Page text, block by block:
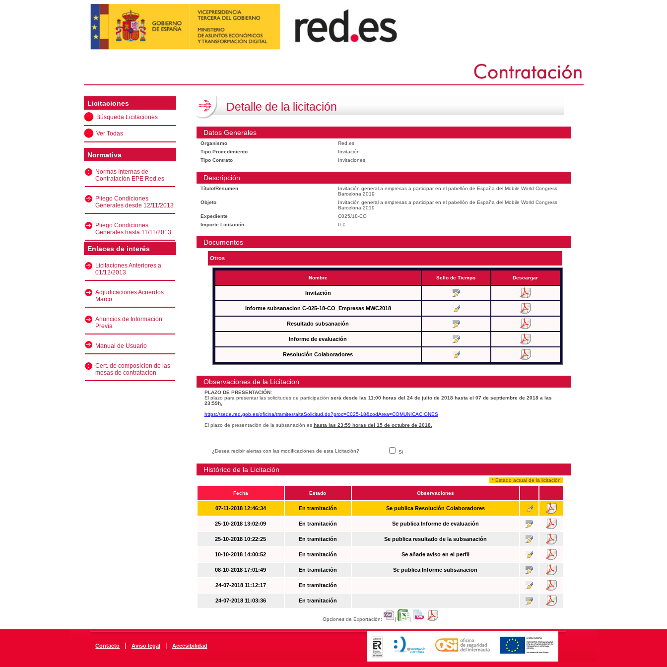
Licitaciones
Búsqueda Licitaciones
Ver Todas
Normativa
Normas Internas de
Contratación EPE Red.es
Pliego Condiciones
Generales desde 12/11/2013
Pliego Condiciones
Generales hasta 11/11/2013
Enlaces de interés
Licitaciones Anteriores a
01/12/2013
Adjudicaciones Acuerdos
Marco
Anuncios de Informacion
Previa
Manual de Usuario
Cert. de composicion de las
mesas de contratacion
Detalle de la licitación
Datos Generales
Organismo
Red.es
Tipo Procedimiento
Invitación
Tipo Contrato
Invitaciones
Descripción
Título/Resumen
Invitación general a empresas a participar en el pabellón de España del Mobile World Congress
Barcelona 2019
Objeto
Invitación general a empresas a participar en el pabellón de España del Mobile World Congress
Barcelona 2019
Expediente
C025/18-CO
Importe Licitación
0 €
Documentos
Otros
Nombre Sello de Tiempo Descargar
Invitación
Informe subsanacion C-025-18-CO_Empresas MWC2018
Resultado subsanación
Informe de evaluación
Resolución Colaboradores
Observaciones de la Licitacion
PLAZO DE PRESENTACIÓN:
El plazo para presentar las solicitudes de participación será desde las 11:00 horas del 24 de julio de 2018 hasta el 07 de septiembre de 2018 a las
23:59h.
https://sede.red.gob.es/oficina/tramites/altaSolicitud.do?proc=C025-18&codArea=COMUNICACIONES
El plazo de presentación de la subsanación es hasta las 23:59 horas del 15 de octubre de 2018.
¿Desea recibir alertas con las modificaciones de esta Licitación? Si
Histórico de la Licitación
* Estado actual de la licitación
Fecha Estado Observaciones
07-11-2018 12:46:34 En tramitación Se publica Resolución Colaboradores
25-10-2018 13:02:09 En tramitación Se publica Informe de evaluación
25-10-2018 10:22:25 En tramitación Se publica resultado de la subsanación
10-10-2018 14:00:52 En tramitación Se añade aviso en el perfil
08-10-2018 17:01:49 En tramitación Se publica Informe subsanacion
24-07-2018 11:12:17 En tramitación
24-07-2018 11:03:36 En tramitación
Opciones de Exportación: | | |
Contacto | Aviso legal | Accesibilidad